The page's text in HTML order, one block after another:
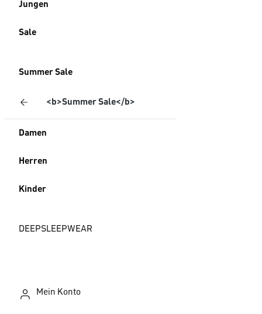
Jungen
Sale
Summer Sale
<b>Summer Sale</b>
Damen
Herren
Kinder
DEEPSLEEPWEAR
Mein Konto